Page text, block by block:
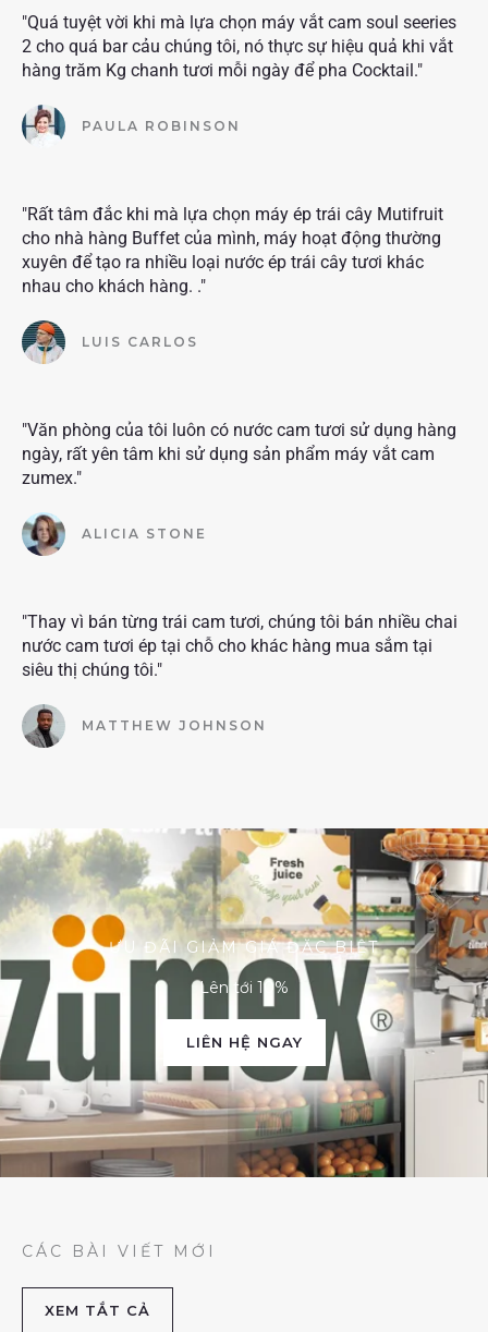
"Quá tuyệt vời khi mà lựa chọn máy vắt cam soul seeries
2 cho quá bar cảu chúng tôi, nó thực sự hiệu quả khi vắt
hàng trăm Kg chanh tươi mỗi ngày để pha Cocktail."
PAULA ROBINSON
"Rất tâm đắc khi mà lựa chọn máy ép trái cây Mutifruit
cho nhà hàng Buffet của mình, máy hoạt động thường
xuyên để tạo ra nhiều loại nước ép trái cây tươi khác
nhau cho khách hàng. ."
LUIS CARLOS
"Văn phòng của tôi luôn có nước cam tươi sử dụng hàng
ngày, rất yên tâm khi sử dụng sản phẩm máy vắt cam
zumex."
ALICIA STONE
"Thay vì bán từng trái cam tươi, chúng tôi bán nhiều chai
nước cam tươi ép tại chỗ cho khác hàng mua sắm tại
siêu thị chúng tôi."
MATTHEW JOHNSON
ƯU ĐÃI GIẢM GIÁ ĐẶC BIỆT
Lên tới 10%
LIÊN HỆ NGAY
CÁC BÀI VIẾT MỚI
XEM TẮT CẢ